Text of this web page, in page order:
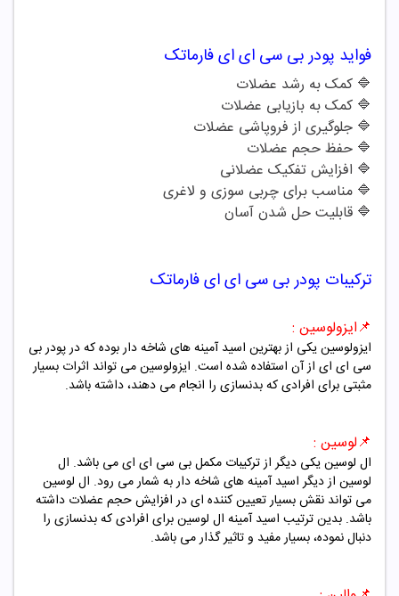
فواید پودر بی سی ای ایفارماتک
🔷 کمک به رشد عضلات
🔷 کمک به بازیابی عضلات
🔷 جلوگیری از فروپاشی عضلات
🔷 حفظ حجم عضلات
🔷 افزایش تفکیک عضلانی
🔷 مناسب برای چربی سوزی و لاغری
🔷 قابلیت حل شدن آسان
ترکیبات پودر بی سی ای ایفارماتک
📌ایزولوسین :
ایزولوسین یکی از بهترین اسید آمینه های شاخه دار بوده که در پودر بی
سی ای ای از آن استفاده شده است. ایزولوسین می تواند اثرات بسیار
مثبتی برای افرادی که بدنسازی را انجام می دهند، داشته باشد.
📌لوسین :
ال لوسین یکی دیگر از ترکیبات مکمل بی سی ای ای می باشد. ال
لوسین از دیگر اسید آمینه های شاخه دار به شمار می رود. ال لوسین
می تواند نقش بسیار تعیین کننده ای در افزایش حجم عضلات داشته
باشد. بدین ترتیب اسید آمینه ال لوسین برای افرادی که بدنسازی را
دنبال نموده، بسیار مفید و تاثیر گذار می باشد.